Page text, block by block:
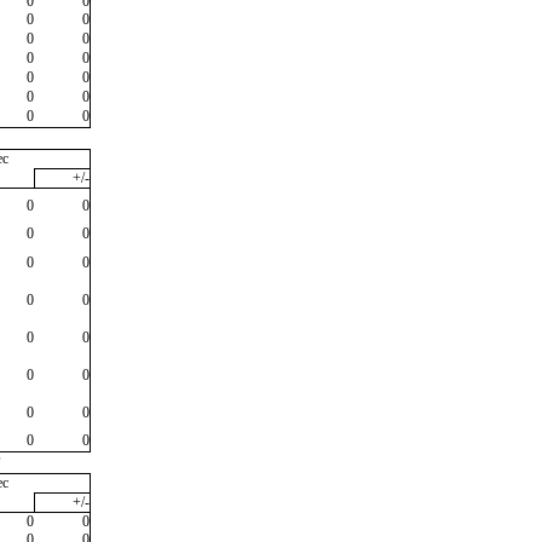
0
0
0
0
0
0
0
0
0
0
0
0
+/-
0
0
0
0
0
0
0
0
0
0
0
0
0
0
0
0
+/-
0
0